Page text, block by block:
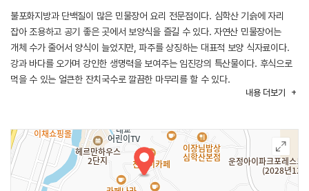
불포화지방과 단백질이 많은 민물장어 요리 전문점이다. 심학산 기슭에 자리
잡아 조용하고 공기 좋은 곳에서 보양식을 즐길 수 있다. 자연산 민물장어는
개체 수가 줄어서 양식이 늘었지만, 파주를 상징하는 대표적 보양 식자료이다.
강과 바다를 오가며 강인한 생명력을 보여주는 임진강의 특산물이다. 후식으로
먹을 수 있는 얼큰한 잔치국수로 깔끔한 마무리를 할 수 있다.
내용 더보기